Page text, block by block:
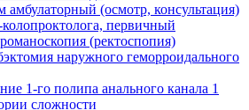
амбулаторный (осмотр, консультация)
колопроктолога, первичный
(ректоспопия)
наружного геморроидального
1-го полипа анального канала 1
сложности